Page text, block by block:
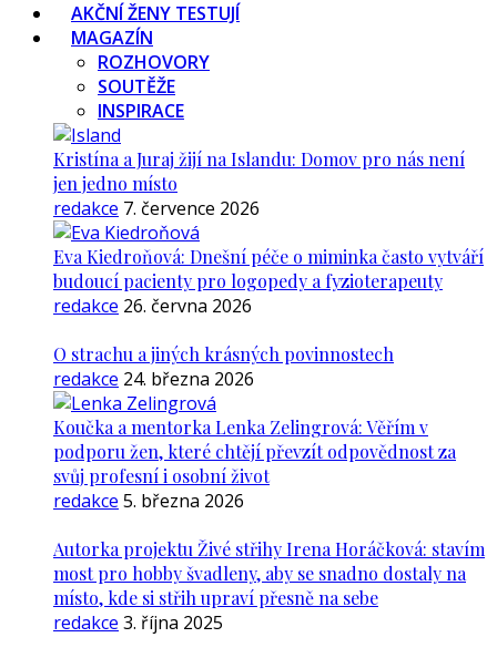
AKČNÍ ŽENY TESTUJÍ
MAGAZÍN
ROZHOVORY
SOUTĚŽE
INSPIRACE
Kristína a Juraj žijí na Islandu: Domov pro nás není
jen jedno místo
redakce 7. července 2026
Eva Kiedroňová: Dnešní péče o miminka často vytváří
budoucí pacienty pro logopedy a fyzioterapeuty
redakce 26. června 2026
O strachu a jiných krásných povinnostech
redakce 24. března 2026
Koučka a mentorka Lenka Zelingrová: Věřím v
podporu žen, které chtějí převzít odpovědnost za
svůj profesní i osobní život
redakce 5. března 2026
Autorka projektu Živé střihy Irena Horáčková: stavím
most pro hobby švadleny, aby se snadno dostaly na
místo, kde si střih upraví přesně na sebe
redakce 3. října 2025